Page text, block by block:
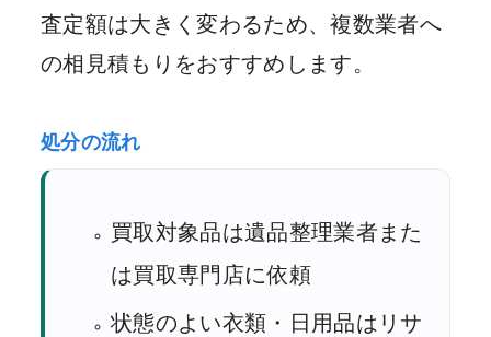
査定額は大きく変わるため、複数業者へ
の相見積もりをおすすめします。
処分の流れ
買取対象品は遺品整理業者また
は買取専門店に依頼
状態のよい衣類・日用品はリサ